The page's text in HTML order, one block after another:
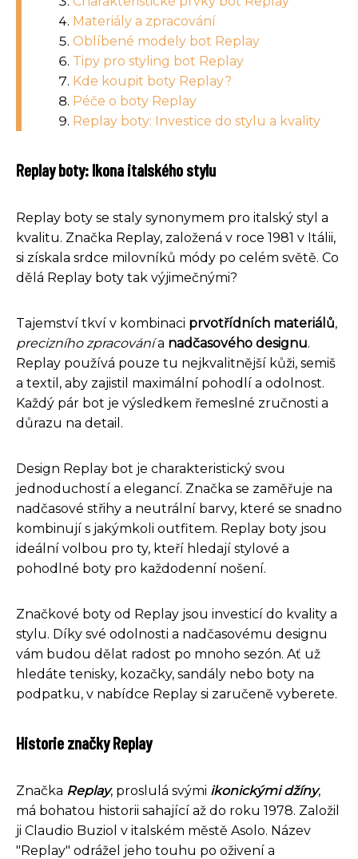
Materiály a zpracování
Oblíbené modely bot Replay
Tipy pro styling bot Replay
Kde koupit boty Replay?
Péče o boty Replay
Replay boty: Investice do stylu a kvality
Replay boty: Ikona italského stylu
Replay boty se staly synonymem pro italský styl a
kvalitu. Značka Replay, založená v roce 1981 v Itálii,
si získala srdce milovníků módy po celém světě. Co
dělá Replay boty tak výjimečnými?
Tajemství tkví v kombinaci prvotřídních materiálů,
precizního zpracovánía nadčasového designu.
Replay používá pouze tu nejkvalitnější kůži, semiš
a textil, aby zajistil maximální pohodlí a odolnost.
Každý pár bot je výsledkem řemeslné zručnosti a
důrazu na detail.
Design Replay bot je charakteristický svou
jednoduchostí a elegancí. Značka se zaměřuje na
nadčasové střihy a neutrální barvy, které se snadno
kombinují s jakýmkoli outfitem. Replay boty jsou
ideální volbou pro ty, kteří hledají stylové a
pohodlné boty pro každodenní nošení.
Značkové boty od Replay jsou investicí do kvality a
stylu. Díky své odolnosti a nadčasovému designu
vám budou dělat radost po mnoho sezón. Ať už
hledáte tenisky, kozačky, sandály nebo boty na
podpatku, v nabídce Replay si zaručeně vyberete.
Historie značky Replay
Značka Replay, proslulá svými ikonickými džíny,
má bohatou historii sahající až do roku 1978. Založil
ji Claudio Buziol v italském městě Asolo. Název
"Replay" odrážel jeho touhu po oživení a